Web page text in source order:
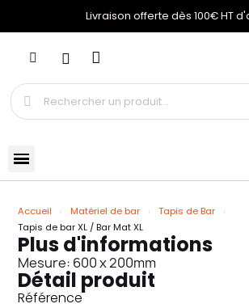
Livraison offerte dès 100€ HT
Accueil Matériel de bar
Tapis de Bar
Tapis de bar XL / Bar Mat XL
Plus d'informations
Mesure: 600 x 200mm
Détail produit
Référence